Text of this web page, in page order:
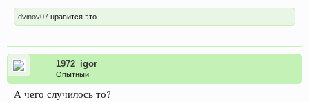
dvinov07 нравится это.
1972_igor
Опытный
А чего случилось то?